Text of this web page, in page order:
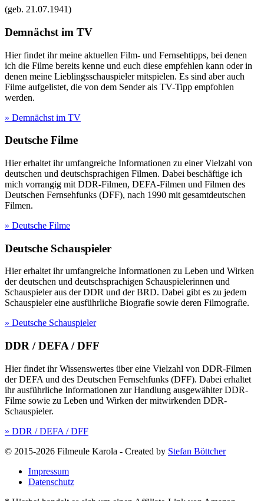
(geb. 21.07.1941)
Demnächst im TV
Hier findet ihr meine aktuellen Film- und Fernsehtipps, bei denen
ich die Filme bereits kenne und euch diese empfehlen kann oder in
denen meine Lieblingsschauspieler mitspielen. Es sind aber auch
Filme aufgelistet, die von dem Sender als TV-Tipp empfohlen
werden.
» Demnächst im TV
Deutsche Filme
Hier erhaltet ihr umfangreiche Informationen zu einer Vielzahl von
deutschen und deutschsprachigen Filmen. Dabei beschäftige ich
mich vorrangig mit DDR-Filmen, DEFA-Filmen und Filmen des
Deutschen Fernsehfunks (DFF), nach 1990 mit gesamtdeutschen
Filmen.
» Deutsche Filme
Deutsche Schauspieler
Hier erhaltet ihr umfangreiche Informationen zu Leben und Wirken
der deutschen und deutschsprachigen Schauspielerinnen und
Schauspieler aus der DDR und der BRD. Dabei gibt es zu jedem
Schauspieler eine ausführliche Biografie sowie deren Filmografie.
» Deutsche Schauspieler
DDR / DEFA / DFF
Hier findet ihr Wissenswertes über eine Vielzahl von DDR-Filmen
der DEFA und des Deutschen Fernsehfunks (DFF). Dabei erhaltet
ihr ausführliche Informationen zur Handlung ausgewählter DDR-
Filme sowie zu Leben und Wirken der mitwirkenden DDR-
Schauspieler.
» DDR / DEFA / DFF
© 2015-2026 Filmeule Karola - Created by Stefan Böttcher
Impressum
Datenschutz